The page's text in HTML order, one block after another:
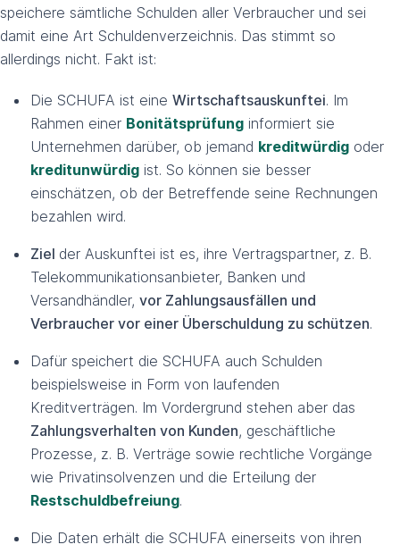
speichere sämtliche Schulden aller Verbraucher und sei
damit eine Art Schuldenverzeichnis. Das stimmt so
allerdings nicht. Fakt ist:
Die SCHUFA ist eine Wirtschaftsauskunftei. Im
Rahmen einer Bonitätsprüfung informiert sie
Unternehmen darüber, ob jemand kreditwürdig oder
kreditunwürdig ist. So können sie besser
einschätzen, ob der Betreffende seine Rechnungen
bezahlen wird.
Ziel der Auskunftei ist es, ihre Vertragspartner, z. B.
Telekommunikationsanbieter, Banken und
Versandhändler, vor Zahlungsausfällen und
Verbraucher vor einer Überschuldung zu schützen.
Dafür speichert die SCHUFA auch Schulden
beispielsweise in Form von laufenden
Kreditverträgen. Im Vordergrund stehen aber das
Zahlungsverhalten von Kunden, geschäftliche
Prozesse, z. B. Verträge sowie rechtliche Vorgänge
wie Privatinsolvenzen und die Erteilung der
Restschuldbefreiung.
Die Daten erhält die SCHUFA einerseits von ihren